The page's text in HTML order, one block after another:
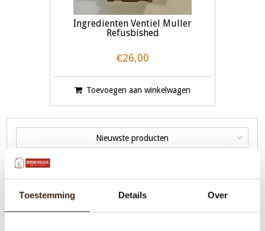
Toestemming Details Over
Ingredienten Ventiel Muller
Refusbished
€26,00
Toevoegen aan winkelwagen
Nieuwste producten
Menu